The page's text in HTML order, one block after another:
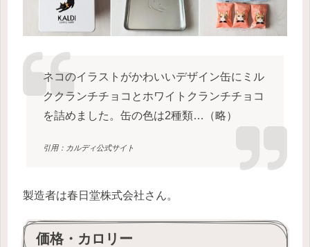
ネコのイラストがかわいいデザイン缶にミル
ククランチチョコとホワイトクランチチョコ
を詰めました。缶の色は2種類…（略）
引用：カルディ公式サイト
製造者は春日堂株式会社さん。
価格・カロリー